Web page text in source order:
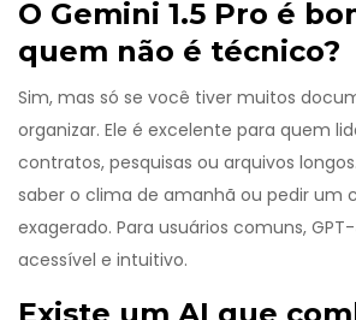
O Gemini 1.5 Pro é
quem não é técnico?
Sim, mas só se você tiver muitos
organizar. Ele é excelente para quem
contratos, pesquisas ou arquivos
saber o clima de amanhã ou pedir um
exagerado. Para usuários comuns,
acessível e intuitivo.